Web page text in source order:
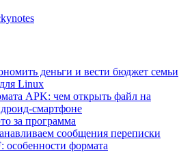
деньги и вести бюджет семьи
Linux
APK: чем открыть файл на
смартфоне
за программа
сообщения переписки
особенности формата